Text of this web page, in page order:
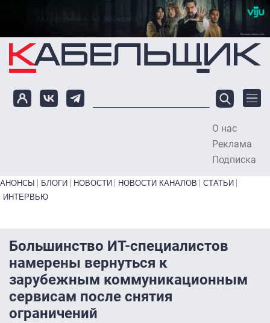
Перейти к основному содержанию
О нас
Реклама
Подписка
Primary links bottom
АНОНСЫ БЛОГИ НОВОСТИ НОВОСТИ КАНАЛОВ
СТАТЬИ
ИНТЕРВЬЮ
Большинство ИТ-специалистов
намерены вернуться к
зарубежным коммуникационным
сервисам после снятия
ограничений